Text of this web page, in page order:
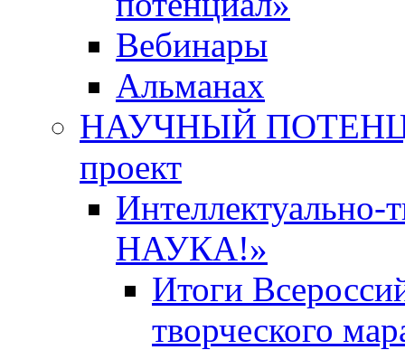
Вебинары
Альманах
НАУЧНЫЙ
проект
НАУКА!»
Итоги
творческого